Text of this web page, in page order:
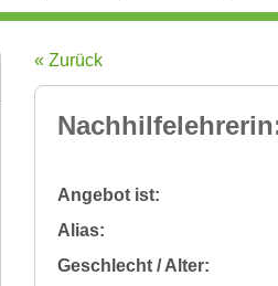
« Zurück
Angebot ist:
Alias:
Geschlecht / Alter: